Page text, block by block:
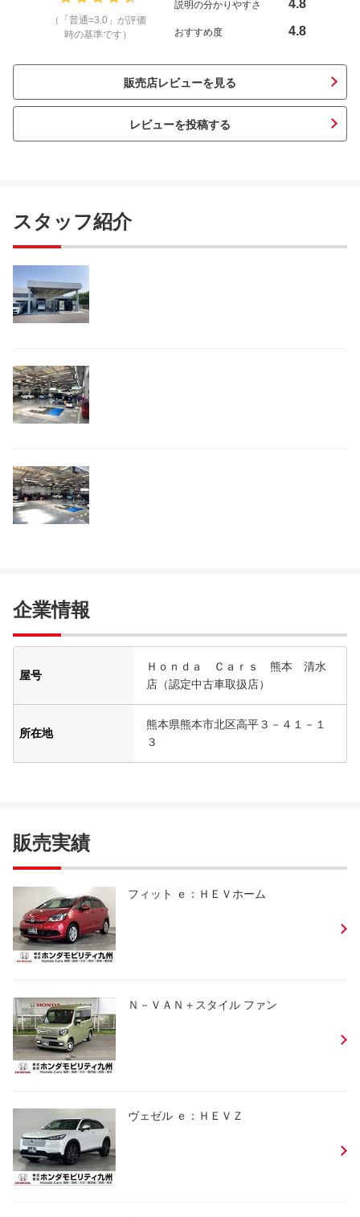
（「普通=3.0」が評価
時の基準です）
説明の分かりやすさ 4.8
おすすめ度 4.8
販売店レビューを見る
レビューを投稿する
スタッフ紹介
企業情報
屋号
Ｈｏｎｄａ Ｃａｒｓ 熊本 清水
店（認定中古車取扱店）
所在地
熊本県熊本市北区高平３－４１－１
３
販売実績
フィット ｅ：ＨＥＶホーム
Ｎ－ＶＡＮ＋スタイル ファン
ヴェゼル ｅ：ＨＥＶＺ